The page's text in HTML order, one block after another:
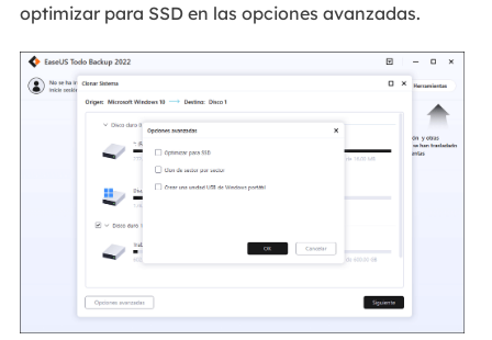
optimizar para SSD en las opciones avanzadas.